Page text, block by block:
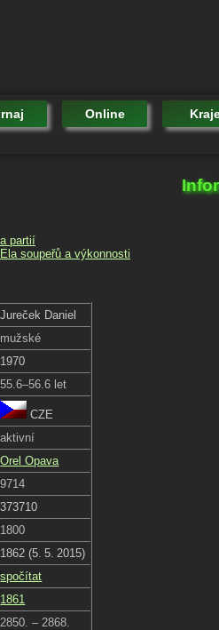
Online
partií
soupeřů a výkonnosti
Jureček Daniel
mužské
1970
55.6–56.6 let
CZE
aktivní
Orel Opava
9714
373710
1800
1862 (5. 5. 2015)
spočítat
1861
2850. – 2868.